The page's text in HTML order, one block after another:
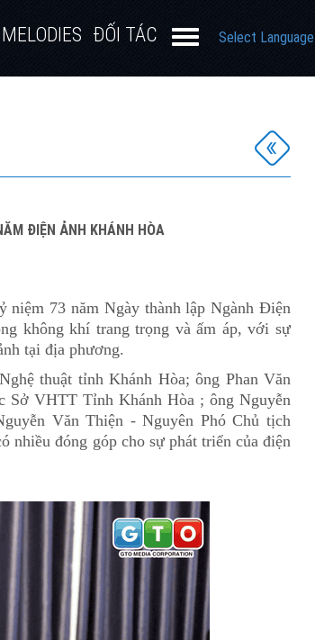
ĐỐI TÁC Select Language
ĐIỆN ẢNH KHÁNH HÒA
niệm 73 năm Ngày thành lập Ngành Điện
không khí trang trọng và ấm áp, với sự
tại địa phương.
thuật tỉnh Khánh Hòa; ông Phan Văn
Sở VHTT Tỉnh Khánh Hòa ; ông Nguyễn
Văn Thiện - Nguyên Phó Chủ tịch
nhiều đóng góp cho sự phát triển của điện